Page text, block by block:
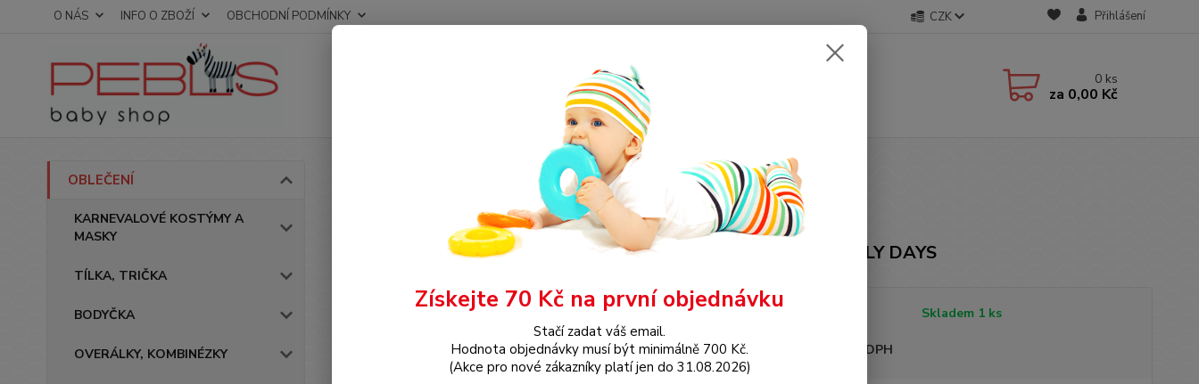
O NÁS INFO O ZBOŽÍ OBCHODNÍ PODMÍNKY CZK Přihlášení
Hledat 0 ks
za 0,00 Kč
OBLEČENÍ
KARNEVALOVÉ KOSTÝMY A
MASKY
TÍLKA, TRIČKA
BODYČKA
OVERÁLKY, KOMBINÉZKY
Overálek s dlouhým rukávem
Overálek s dlouhým rukávem
Značka: EARLY DAYS
Skladem 1 ks
Nejsme plátci DPH
Získejte 70 Kč na první objednávku
Stačí zadat váš email.
Hodnota objednávky musí být minimálně 700 Kč.
(Akce pro nové zákazníky platí jen do 31.08.2026)